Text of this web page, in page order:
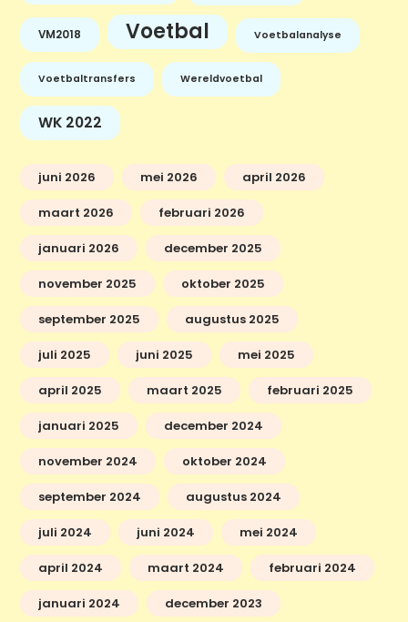
VM2018 Voetbal Voetbalanalyse
Voetbaltransfers Wereldvoetbal
WK 2022
juni 2026 mei 2026 april 2026
maart 2026 februari 2026
januari 2026 december 2025
november 2025 oktober 2025
september 2025 augustus 2025
juli 2025 juni 2025 mei 2025
april 2025 maart 2025 februari 2025
januari 2025 december 2024
november 2024 oktober 2024
september 2024 augustus 2024
juli 2024 juni 2024 mei 2024
april 2024 maart 2024 februari 2024
januari 2024 december 2023